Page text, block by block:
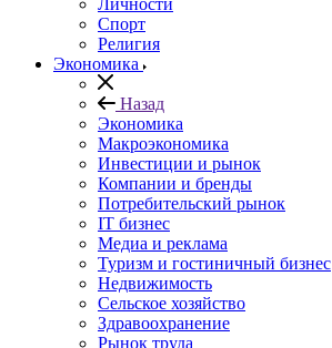
Личности
Спорт
Религия
Экономика
Назад
Экономика
Макроэкономика
Инвестиции и рынок
Компании и бренды
Потребительский рынок
IT бизнес
Медиа и реклама
Туризм и гостиничный бизнес
Недвижимость
Сельское хозяйство
Здравоохранение
Рынок труда